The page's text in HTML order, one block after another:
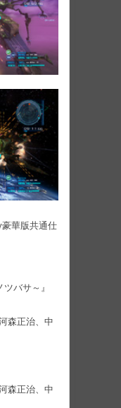
豪華版共通仕
バサ～』
森正治、中
森正治、中